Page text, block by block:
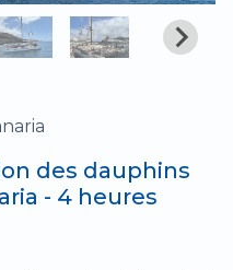
des dauphins
- 4 heures